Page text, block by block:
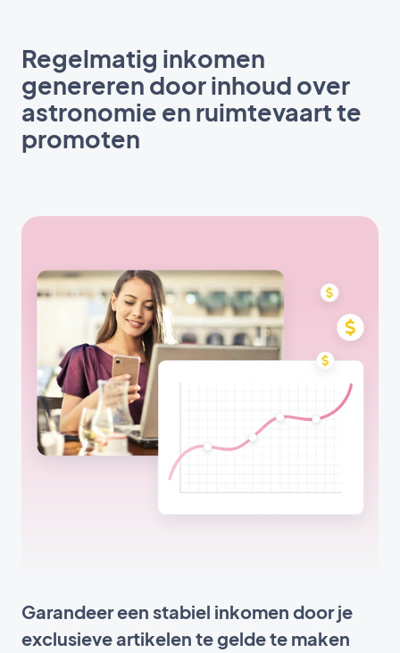
Regelmatig inkomen
genereren door inhoud over
astronomie en ruimtevaart te
promoten
Garandeer een stabiel inkomen door je
exclusieve artikelen te gelde te maken